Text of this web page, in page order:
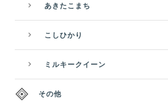
あきたこまち
こしひかり
ミルキークイーン
その他